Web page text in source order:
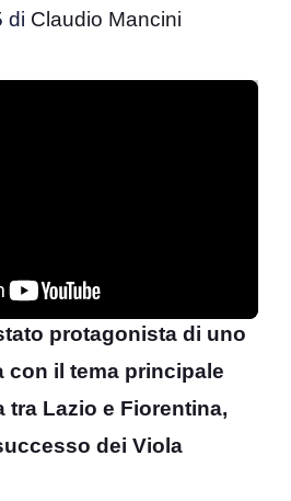
di Claudio Mancini
protagonista di uno
con il tema principale
tra Lazio e Fiorentina,
dei Viola